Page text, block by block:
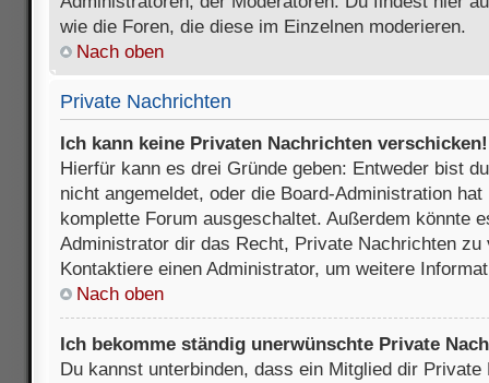
wie die Foren, die diese im Einzelnen moderieren.
Nach oben
Private Nachrichten
Ich kann keine Privaten Nachrichten verschicken!
Hierfür kann es drei Gründe geben: Entweder bist
nicht angemeldet, oder die Board-Administration
komplette Forum ausgeschaltet. Außerdem könnte
Administrator dir das Recht, Private Nachrichten
Kontaktiere einen Administrator, um weitere
Nach oben
Ich bekomme ständig unerwünschte Private
Du kannst unterbinden, dass ein Mitglied dir